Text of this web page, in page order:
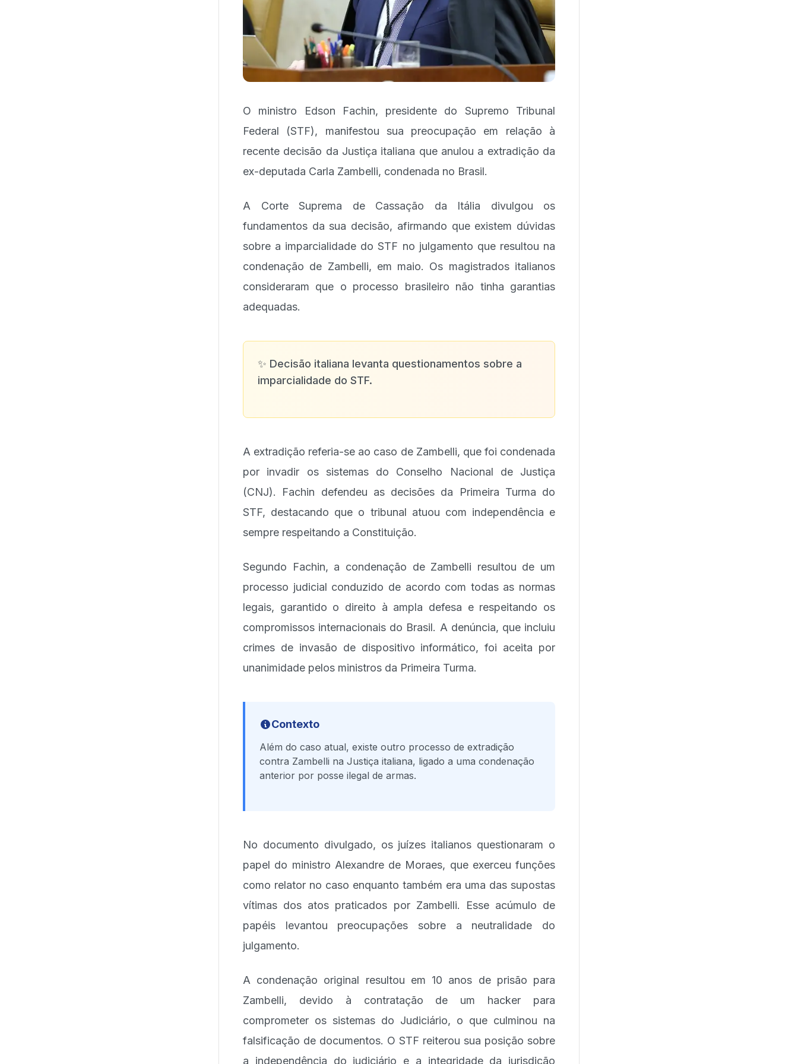
O ministro Edson Fachin, presidente do Supremo Tribunal
Federal (STF), manifestou sua preocupação em relação à
recente decisão da Justiça italiana que anulou a extradição da
ex-deputada Carla Zambelli, condenada no Brasil.
A Corte Suprema de Cassação da Itália divulgou os
fundamentos da sua decisão, afirmando que existem dúvidas
sobre a imparcialidade do STF no julgamento que resultou na
condenação de Zambelli, em maio. Os magistrados italianos
consideraram que o processo brasileiro não tinha garantias
adequadas.
✨ Decisão italiana levanta questionamentos sobre a
imparcialidade do STF.
A extradição referia-se ao caso de Zambelli, que foi condenada
por invadir os sistemas do Conselho Nacional de Justiça
(CNJ). Fachin defendeu as decisões da Primeira Turma do
STF, destacando que o tribunal atuou com independência e
sempre respeitando a Constituição.
Segundo Fachin, a condenação de Zambelli resultou de um
processo judicial conduzido de acordo com todas as normas
legais, garantido o direito à ampla defesa e respeitando os
compromissos internacionais do Brasil. A denúncia, que incluiu
crimes de invasão de dispositivo informático, foi aceita por
unanimidade pelos ministros da Primeira Turma.
Contexto
Além do caso atual, existe outro processo de extradição
contra Zambelli na Justiça italiana, ligado a uma condenação
anterior por posse ilegal de armas.
No documento divulgado, os juízes italianos questionaram o
papel do ministro Alexandre de Moraes, que exerceu funções
como relator no caso enquanto também era uma das supostas
vítimas dos atos praticados por Zambelli. Esse acúmulo de
papéis levantou preocupações sobre a neutralidade do
julgamento.
A condenação original resultou em 10 anos de prisão para
Zambelli, devido à contratação de um hacker para
comprometer os sistemas do Judiciário, o que culminou na
falsificação de documentos. O STF reiterou sua posição sobre
a independência do judiciário e a integridade da jurisdição